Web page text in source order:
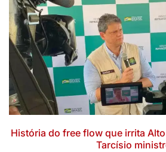
História do free flow que irrita
Tarcísio